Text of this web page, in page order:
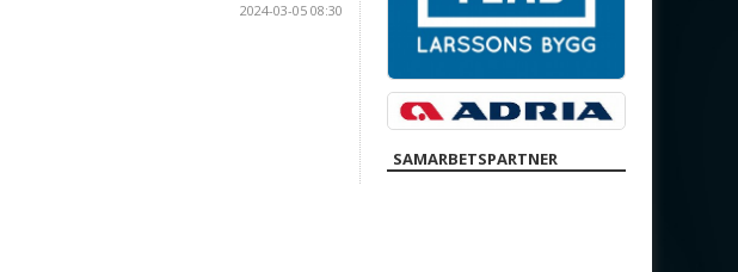
2024-03-05 08:30
SAMARBETSPARTNER